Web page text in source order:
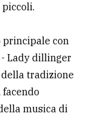
principale con
Lady dillinger
tradizione
musica di